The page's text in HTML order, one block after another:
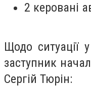
2 керовані
Щодо ситуації
заступник
Сергій Тюрін: